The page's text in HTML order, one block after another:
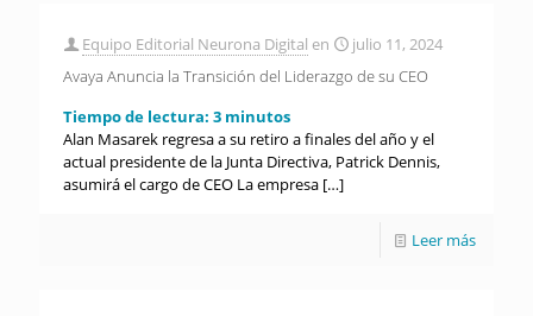
Equipo Editorial Neurona Digital en
julio 11, 2024
Avaya Anuncia la Transición del Liderazgo de su CEO
Tiempo de lectura: 3 minutos
Alan Masarek regresa a su retiro a finales del año y el
actual presidente de la Junta Directiva, Patrick Dennis,
asumirá el cargo de CEO La empresa […]
Leer más